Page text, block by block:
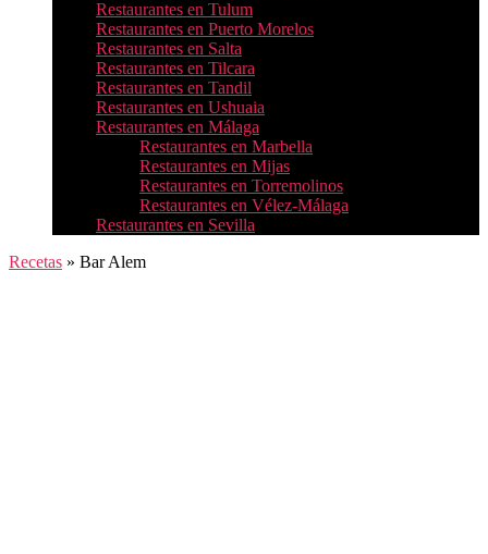
Restaurantes en Tulum
Restaurantes en Puerto Morelos
Restaurantes en Salta
Restaurantes en Tilcara
Restaurantes en Tandil
Restaurantes en Ushuaia
Restaurantes en Málaga
Restaurantes en Marbella
Restaurantes en Mijas
Restaurantes en Torremolinos
Restaurantes en Vélez-Málaga
Restaurantes en Sevilla
Recetas » Bar Alem